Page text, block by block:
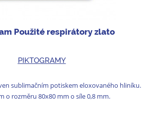
Použité respirátory zlato
PIKTOGRAMY
sublimačním potiskem eloxovaného hliníku.
o rozměru 80x80 mm o síle 0,8 mm.